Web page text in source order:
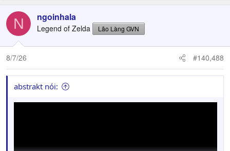
c
i
o
n
:
N ngoinhala
Legend of Zelda Lão Làng GVN
8/7/26 #140,488
abstrakt nói: